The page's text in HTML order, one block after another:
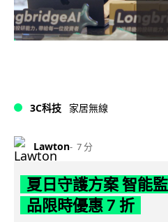
3C科技 家居無線
Lawton 7 分
夏日守護方案 智能
品限時優惠 7 折